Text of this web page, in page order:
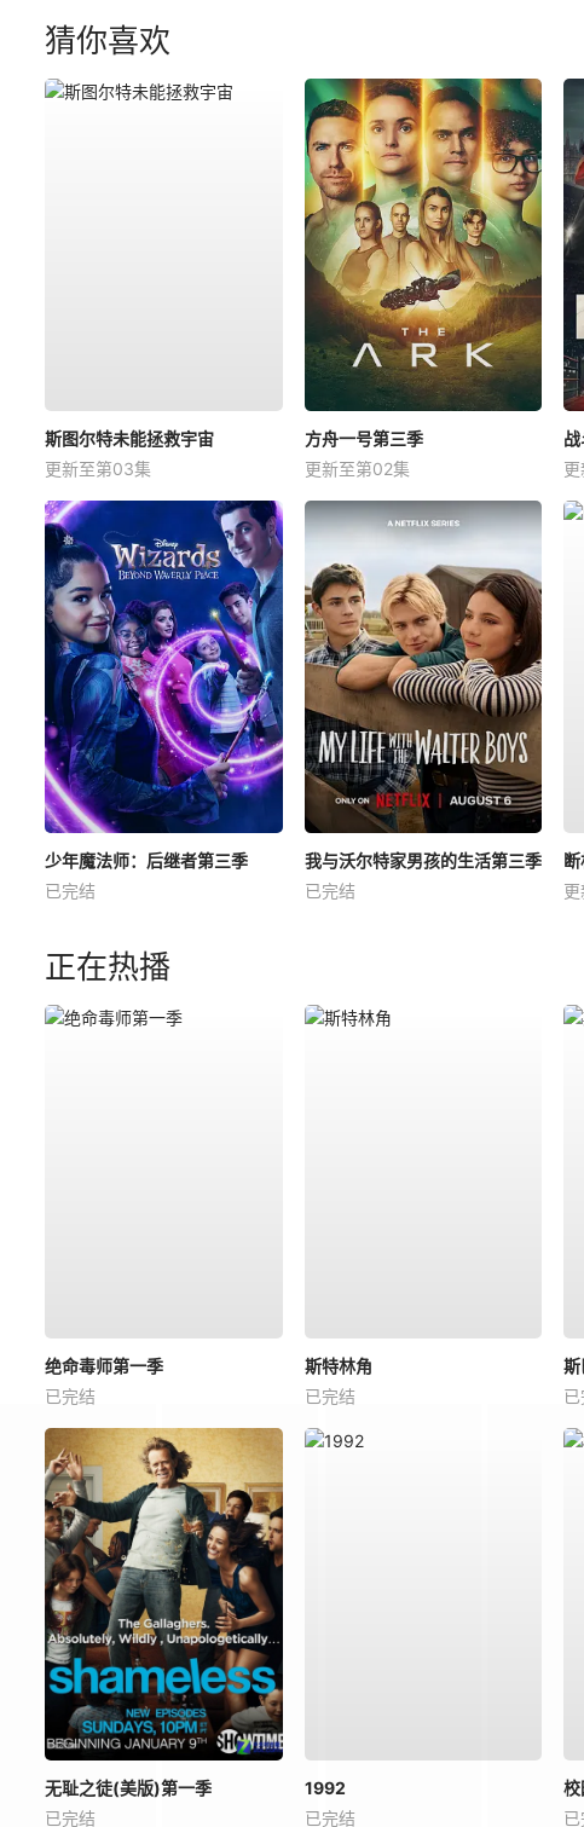
猜你喜欢
斯图尔特未能拯救宇宙
更新至第03集
方舟一号第三季
更新至第02集
少年魔法师：后继者第三季
已完结
我与沃尔特家男孩的生活第三季
已完结
正在热播
绝命毒师第一季
已完结
斯特林角
已完结
斯
无耻之徒(美版)第一季
已完结
1992
已完结
校